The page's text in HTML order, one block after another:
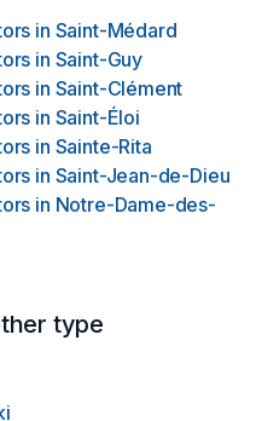
in Saint-Médard
in Saint-Guy
in Saint-Clément
in Saint-Éloi
in Sainte-Rita
in Saint-Jean-de-Dieu
in Notre-Dame-des-
type